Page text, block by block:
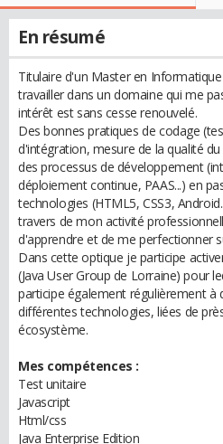
En résumé
Titulaire d'un Master en
travailler dans un domaine qui me
intérêt est sans cesse renouvelé.
Des bonnes pratiques de codage
d'intégration, mesure de la qualité
des processus de développement
déploiement continue, PAAS...) en
technologies (HTML5, CSS3,
travers de mon activité
d'apprendre et de me perfectionner
Dans cette optique je participe
(Java User Group de Lorraine) pour
participe également régulièrement à
différentes technologies, liées de
écosystème.
Mes compétences :
Test unitaire
Javascript
Html/css
Java Enterprise Edition